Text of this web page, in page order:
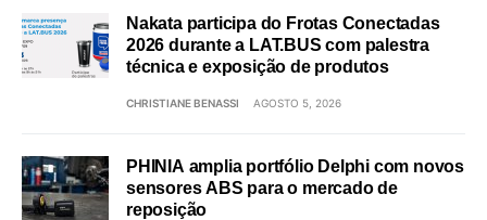
Nakata participa do Frotas Conectadas
2026 durante a LAT.BUS com palestra
técnica e exposição de produtos
CHRISTIANE BENASSI AGOSTO 5, 2026
PHINIA amplia portfólio Delphi com novos
sensores ABS para o mercado de
reposição